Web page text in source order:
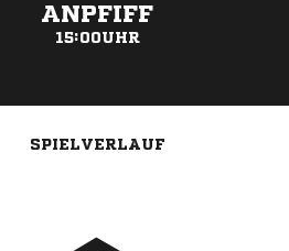
ANPFIFF
15:00UHR
SPIELVERLAUF